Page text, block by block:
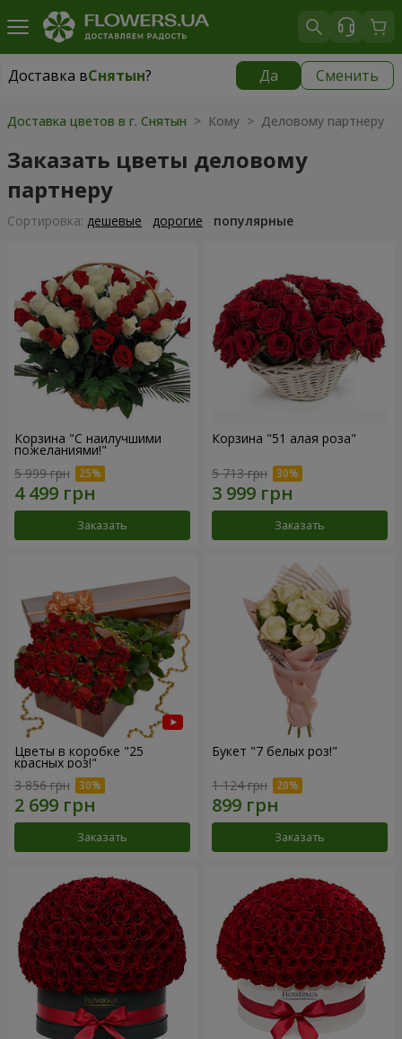
Доставка вСнятын? Да Сменить
Доставка вСнятын|
Доставка цветов в г. Снятын > Кому > Деловому партнеру
Заказать цветы деловому
партнеру
Cортировка: дешевые дорогие популярные
Корзина "С наилучшими
пожеланиями!"
5 999 грн
Заказать
Корзина "51 алая роза"
5 713 грн
Заказать
Цветы в коробке "25
красных роз!"
3 856 грн
Заказать
Букет "7 белых роз!"
1 124 грн
Заказать